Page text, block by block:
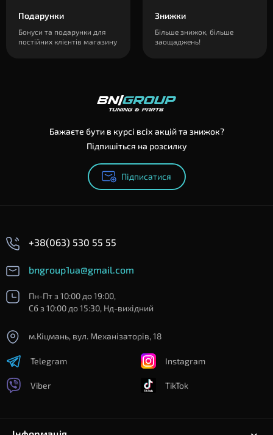
Подарунки
Бонуси та подарунки для
постійних клієнтів магазину
Знижки
Більше знижок, більше
заощаджень!
Бажаєте бути в курсі всіх акцій та знижок?
Підпишіться на розсилку
Підписатися
+38(063) 530 55 55
bngroup1ua@gmail.com
Пн-Пт з 10:00 до 19:00,
Сб з 10:00 до 15:30, Нд-вихідний
м.Кіцмань, вул. Механізаторів, 18
Telegram
Viber
Instagram
TikTok